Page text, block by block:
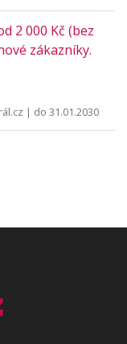
2 000 Kč (bez
zákazníky.
| do 31.01.2030